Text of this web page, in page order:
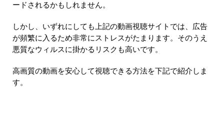
ードされるかもしれません。
しかし、いずれにしても上記の動画視聴サイトでは、広告
が頻繁に入るため非常にストレスがたまります。そのうえ
悪質なウィルスに掛かるリスクも高いです。
高画質の動画を安心して視聴できる方法を下記で紹介しま
す。